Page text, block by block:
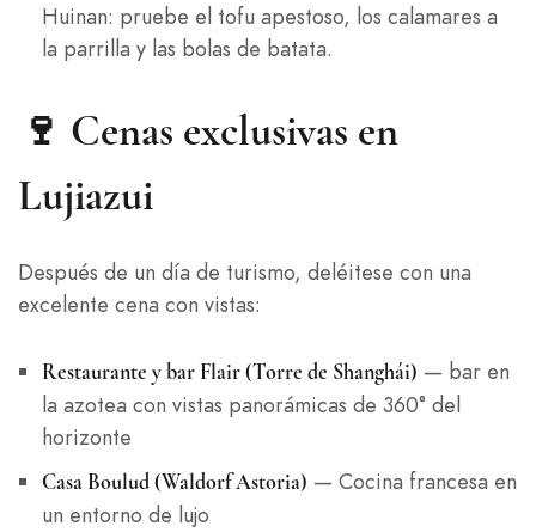
Huinan: pruebe el tofu apestoso, los calamares a
la parrilla y las bolas de batata.
🍷 Cenas exclusivas en
Lujiazui
Después de un día de turismo, deléitese con una
excelente cena con vistas:
Restaurante y bar Flair (Torre de Shanghái) — bar en
la azotea con vistas panorámicas de 360° del
horizonte
Casa Boulud (Waldorf Astoria) — Cocina francesa en
un entorno de lujo